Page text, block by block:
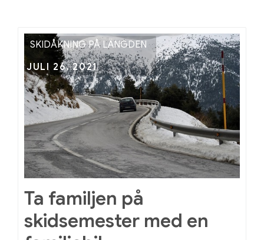
SKIDÅKNING PÅ LÄNGDEN
Posted
on
JULI 26, 2021
Ta familjen på
skidsemester med en
Next